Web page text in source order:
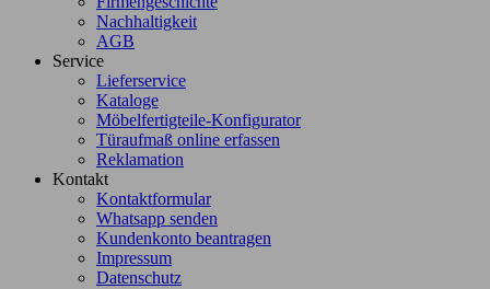
Nachhaltigkeit
AGB
Service
Lieferservice
Kataloge
Möbelfertigteile-Konfigurator
Türaufmaß online erfassen
Reklamation
Kontakt
Kontaktformular
Whatsapp senden
Kundenkonto beantragen
Impressum
Datenschutz